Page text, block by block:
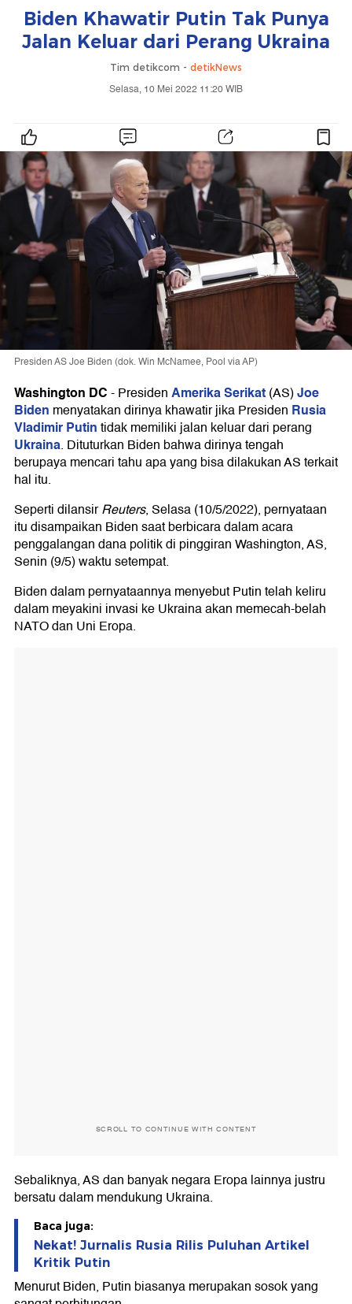
Biden Khawatir Putin Tak Punya
Jalan Keluar dari Perang Ukraina
Tim detikcom - detikNews
Selasa, 10 Mei 2022 11:20 WIB
Presiden AS Joe Biden (dok. Win McNamee, Pool via AP)
Washington DC-PresidenAmerika Serikat(AS)Joe
Biden menyatakan dirinya khawatir jika Presiden Rusia
Vladimir Putintidak memiliki jalan keluar dari perang
Ukraina. Dituturkan Biden bahwa dirinya tengah
berupaya mencari tahu apa yang bisa dilakukan AS terkait
hal itu.
Seperti dilansirReuters, Selasa (10/5/2022), pernyataan
itu disampaikan Biden saat berbicara dalam acara
penggalangan dana politik di pinggiran Washington, AS,
Senin (9/5) waktu setempat.
Biden dalam pernyataannya menyebut Putin telah keliru
dalam meyakini invasi ke Ukraina akan memecah-belah
NATO dan Uni Eropa.
SCROLL TO CONTINUE WITH CONTENT
Sebaliknya, AS dan banyak negara Eropa lainnya justru
bersatu dalam mendukung Ukraina.
Baca juga:
Nekat! Jurnalis Rusia Rilis Puluhan Artikel
Kritik Putin
Menurut Biden, Putin biasanya merupakan sosok yang